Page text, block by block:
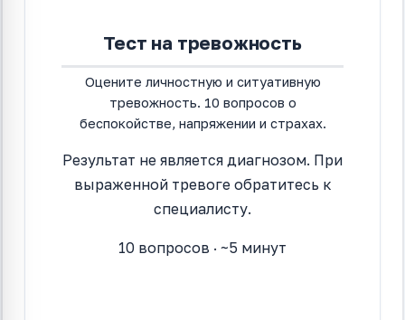
Тест на тревожность
Оцените личностную и ситуативную
тревожность. 10 вопросов о
беспокойстве, напряжении и страхах.
Результат не является диагнозом. При
выраженной тревоге обратитесь к
специалисту.
10 вопросов · ~5 минут